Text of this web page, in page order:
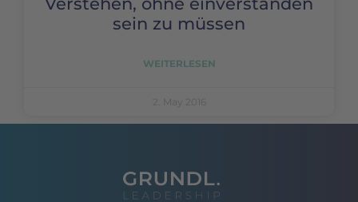
sein zu müssen
WEITERLESEN
2. May 2016